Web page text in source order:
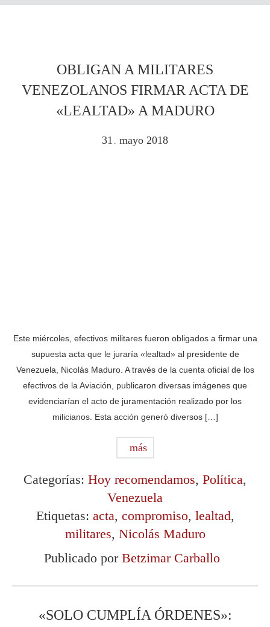
OBLIGAN A MILITARES
VENEZOLANOS FIRMAR ACTA DE
«LEALTAD» A MADURO
31 . mayo 2018
Este miércoles, efectivos militares fueron obligados a firmar una
supuesta acta que le juraría «lealtad» al presidente de
Venezuela, Nicolás Maduro. A través de la cuenta oficial de los
efectivos de la Aviación, publicaron diversas imágenes que
evidenciarían el acto de juramentación realizado por los
milicianos. Esta acción generó diversos […]
más
Categorías: Hoy recomendamos, Política,
Venezuela
Etiquetas: acta, compromiso, lealtad,
militares, Nicolás Maduro
Publicado por Betzimar Carballo
«SOLO CUMPLÍA ÓRDENES»: